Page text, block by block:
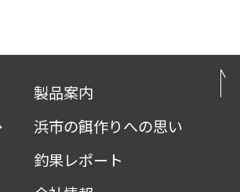
製品案内
浜市の餌作りへの思い
釣果レポート